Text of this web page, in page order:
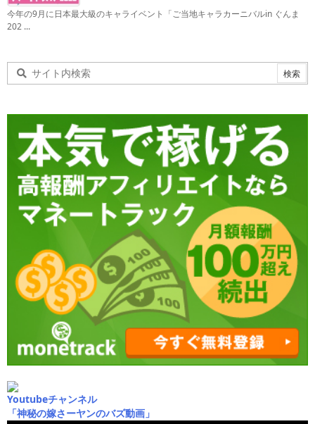
今年の9月に日本最大級のキャライベント「ご当地キャラカーニバルin ぐんま
202 ...
Youtubeチャンネル
「神秘の嫁さーヤンのバズ動画」